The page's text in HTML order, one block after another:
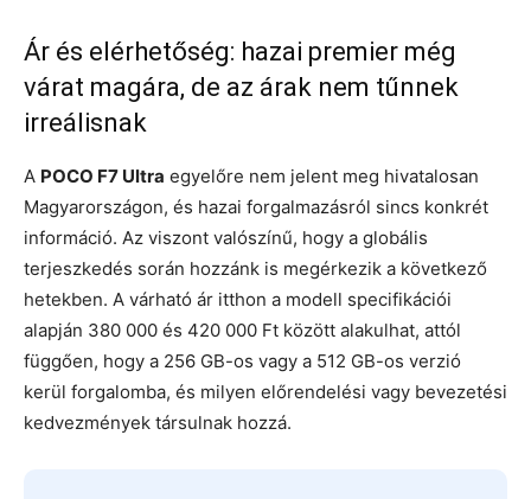
Ár és elérhetőség: hazai premier még
várat magára, de az árak nem tűnnek
irreálisnak
A POCO F7 Ultra egyelőre nem jelent meg hivatalosan
Magyarországon, és hazai forgalmazásról sincs konkrét
információ. Az viszont valószínű, hogy a globális
terjeszkedés során hozzánk is megérkezik a következő
hetekben. A várható ár itthon a modell specifikációi
alapján 380 000 és 420 000 Ft között alakulhat, attól
függően, hogy a 256 GB-os vagy a 512 GB-os verzió
kerül forgalomba, és milyen előrendelési vagy bevezetési
kedvezmények társulnak hozzá.